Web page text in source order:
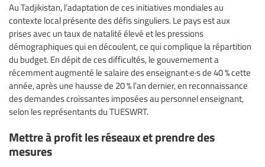
Au Tadjikistan, l’adaptation de ces initiatives mondiales au
contexte local présente des défis singuliers. Le pays est aux
prises avec un taux de natalité élevé et les pressions
démographiques qui en découlent, ce qui complique la répartition
du budget. En dépit de ces difficultés, le gouvernement a
récemment augmenté le salaire des enseignant·e·s de 40 % cette
année, après une hausse de 20 % l’an dernier, en reconnaissance
des demandes croissantes imposées au personnel enseignant,
selon les représentants du TUESWRT.
Mettre à profit les réseaux et prendre des
mesures